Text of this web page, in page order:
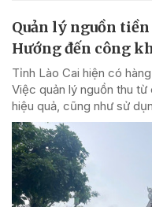
Quản lý nguồn tiền
Hướng đến công
Tỉnh Lào Cai hiện có
Việc quản lý nguồn thu
hiệu quả, cũng như sử